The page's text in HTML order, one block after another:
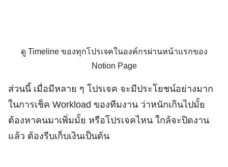
ดู Timeline ของทุกโปรเจคในองค์กรผ่านหน้าแรกของ
Notion Page
ส่วนนี้ เมื่อมีหลาย ๆ โปรเจค จะมีประโยชน์อย่างมาก
ในการเช็ค Workload ของทีมงาน ว่าหนักเกินไปมั้ย
ต้องหาคนมาเพิ่มมั้ย หรือโปรเจคไหน ใกล้จะปิดงาน
แล้ว ต้องรีบเก็บเงินเป็นต้น